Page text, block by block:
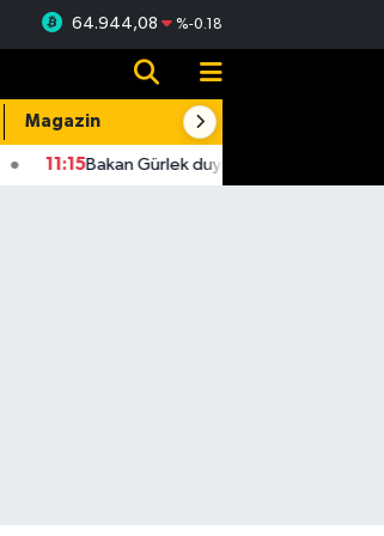
64.944,08 %-0.18
Magazin Resmi İlanlar
11:15 Bakan Gürlek duyurdu! 2 faili meçhul